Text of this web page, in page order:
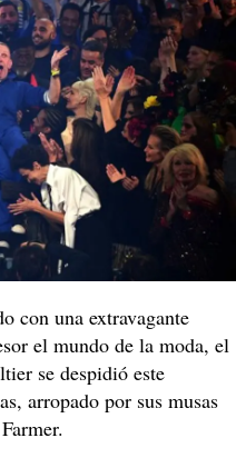
con una extravagante
el mundo de la moda, el
se despidió este
arropado por sus musas